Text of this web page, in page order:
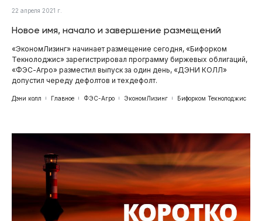
22 апреля 2021 г.
Новое имя, начало и завершение размещений
«ЭкономЛизинг» начинает размещение сегодня, «Бифорком
Текнолоджис» зарегистрировал программу биржевых облигаций,
«ФЭС-Агро» разместил выпуск за один день, «ДЭНИ КОЛЛ»
допустил череду дефолтов и техдефолт.
Дэни колл Главное ФЭС-Агро ЭкономЛизинг Бифорком Текнолоджис